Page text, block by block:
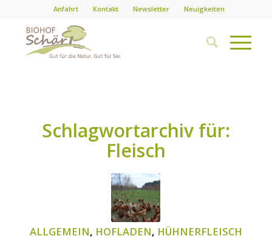
Anfahrt Kontakt Newsletter Neuigkeiten
Schlagwortarchiv für:
Fleisch
ALLGEMEIN, HOFLADEN, HÜHNERFLEISCH